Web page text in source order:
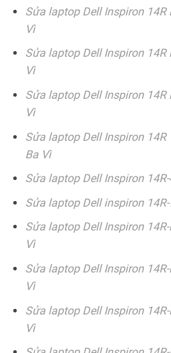
Sửa laptop Dell Inspiron
Vì
Sửa laptop Dell Inspiron
Vì
Sửa laptop Dell Inspiron
Vì
Sửa laptop Dell Inspiron
Ba Vì
Sửa laptop Dell Inspiron
Sửa laptop Dell inspiron
Sửa laptop Dell Inspiron
Vì
Sửa laptop Dell Inspiron
Vì
Sửa laptop Dell Inspiron
Vì